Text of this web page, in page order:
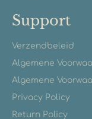
Support
Verzendbeleid
Algemene
Algemene
Privacy Policy
Return Policy